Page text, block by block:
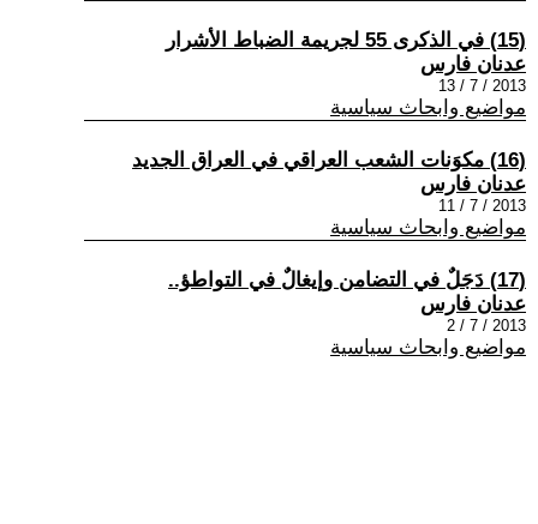
(15) في الذكرى 55 لجريمة الضباط الأشرار
عدنان فارس
2013 / 7 / 13
مواضيع وابحاث سياسية
(16) مكوَنات الشعب العراقي في العراق الجديد
عدنان فارس
2013 / 7 / 11
مواضيع وابحاث سياسية
(17) دَجَلٌ في التضامن وإيغالٌ في التواطؤ..
عدنان فارس
2013 / 7 / 2
مواضيع وابحاث سياسية